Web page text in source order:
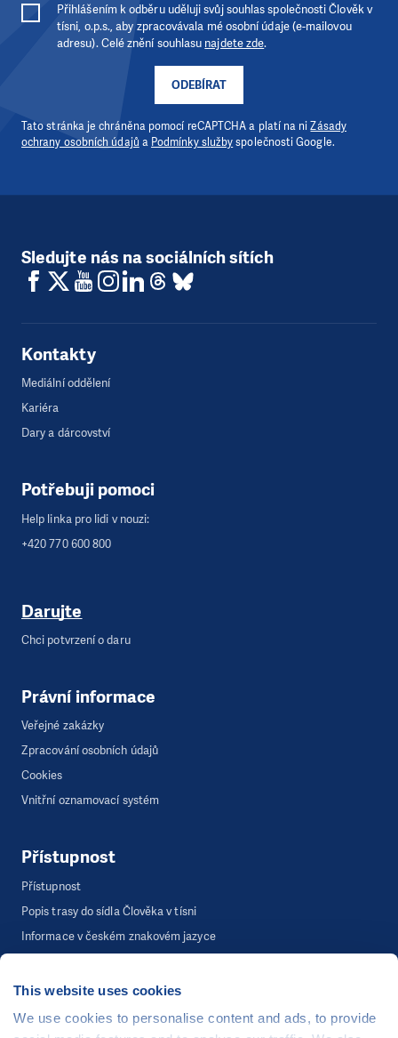
This website uses cookies
We use cookies to personalise content and ads, to provide
ODEBÍRAT
Přihlášením k odběru uděluji svůj souhlas společnosti Člověk v
tísni, o.p.s., aby zpracovávala mé osobní údaje (e-mailovou
adresu). Celé znění souhlasu najdete zde.
Tato stránka je chráněna pomocí reCAPTCHA a platí na niZásady
ochrany osobních údajů a Podmínky službyspolečnosti Google.
Sledujte nás na sociálních sítích
Kontakty
Mediální oddělení
Kariéra
Dary a dárcovství
Potřebuji pomoci
Help linka pro lidi v nouzi:
+420 770 600 800
Darujte
Chci potvrzení o daru
Právní informace
Veřejné zakázky
Zpracování osobních údajů
Cookies
Vnitřní oznamovací systém
Přístupnost
Přístupnost
Popis trasy do sídla Člověka v tísni
Informace v českém znakovém jazyce
Webová stránka běží na bezplatně poskytnutém server hostingu od